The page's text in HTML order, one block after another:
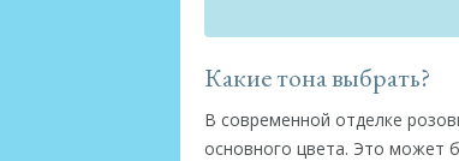
Какие тона выбрать?
В современной отделке
основного цвета. Это может